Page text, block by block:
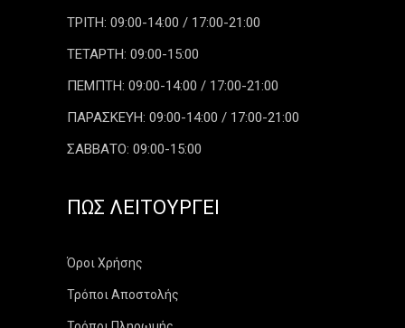
ΤΡΙΤΗ: 09:00-14:00 / 17:00-21:00
ΤΕΤΑΡΤΗ: 09:00-15:00
ΠΕΜΠΤΗ: 09:00-14:00 / 17:00-21:00
ΠΑΡΑΣΚΕΥΗ: 09:00-14:00 / 17:00-21:00
ΣΑΒΒΑΤΟ: 09:00-15:00
ΠΏΣ ΛΕΙΤΟΥΡΓΕΊ
Όροι Χρήσης
Τρόποι Αποστολής